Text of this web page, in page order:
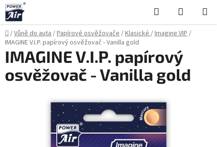
Přejít
na
obsah
Hledat
KOŠÍK
Domů
/Vůně do auta/Papírové osvěžovače/Klasické/Imagine VIP/
IMAGINE V.I.P. papírový osvěžovač - Vanilla gold
IMAGINE V.I.P. papírový
osvěžovač - Vanilla gold